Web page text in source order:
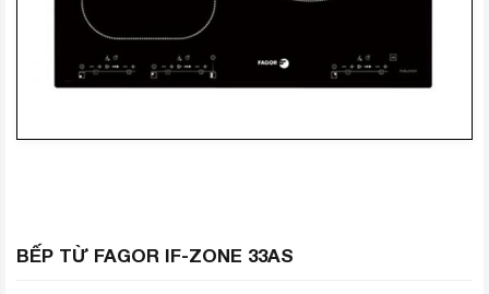
BẾP TỪ FAGOR IF-ZONE 33AS